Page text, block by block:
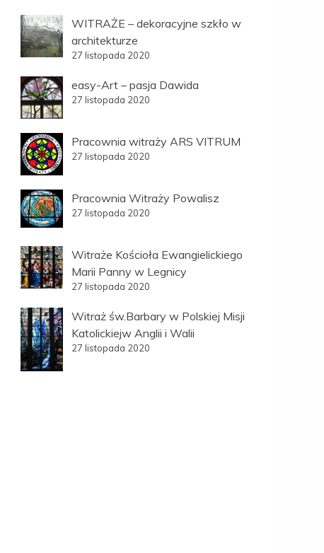
WITRAŻE – dekoracyjne szkło w
architekturze
27 listopada 2020
easy-Art – pasja Dawida
27 listopada 2020
Pracownia witraży ARS VITRUM
27 listopada 2020
Pracownia Witraży Powalisz
27 listopada 2020
Witraże Kościoła Ewangielickiego
Marii Panny w Legnicy
27 listopada 2020
Witraż św.Barbary w Polskiej Misji
Katolickiejw Anglii i Walii
27 listopada 2020